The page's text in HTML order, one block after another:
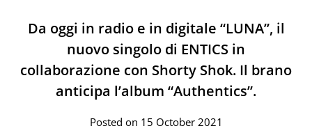
Da oggi in radio e in digitale “LUNA”, il
nuovo singolo di ENTICS in
collaborazione con Shorty Shok. Il brano
anticipa l’album “Authentics”.
Posted on 15 October 2021